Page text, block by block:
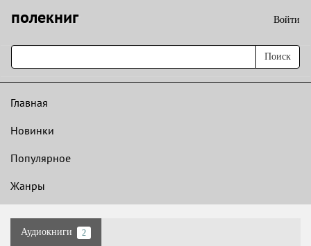
полекниг Войти
Поиск
Главная
Новинки
Популярное
Жанры
Аудиокниги 2